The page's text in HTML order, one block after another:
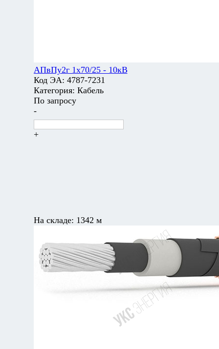
АПвПу2г 1х70/25 - 10кВ
Код ЭА: 4787-7231
Категория: Кабель
По запросу
-
+
На складе: 1342 м